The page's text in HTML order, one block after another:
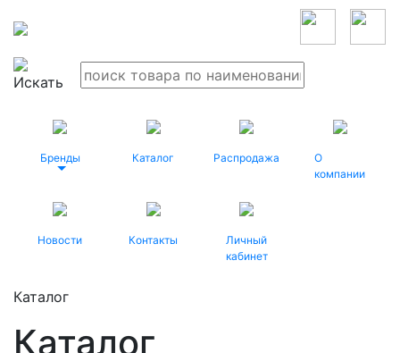
Бренды Каталог Распродажа
О
компании
Новости Контакты
Личный
кабинет
Каталог
Каталог